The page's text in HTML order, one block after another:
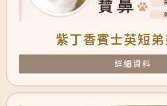
紫丁香賓士英短
詳細資料